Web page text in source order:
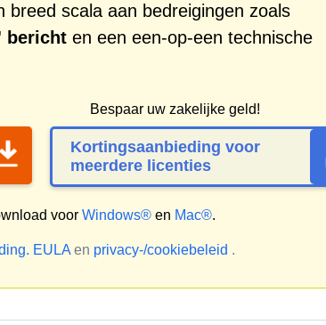
scala aan bedreigingen zoals
bericht en een een-op-een technische
Bespaar uw zakelijke geld!
Kortingsaanbieding voor
meerdere licenties
voor Windows® en Mac®.
EULAen privacy-/cookiebeleid .